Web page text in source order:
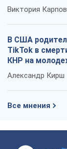
Виктория
В США
TikTok в
КНР на
Александр Кирш
Все мнения